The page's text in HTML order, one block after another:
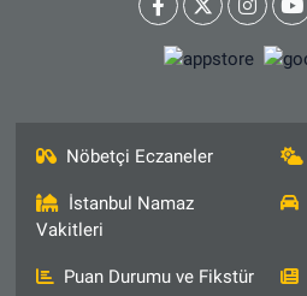
Nöbetçi Eczaneler
İstanbul Namaz
Vakitleri
Puan Durumu ve Fikstür